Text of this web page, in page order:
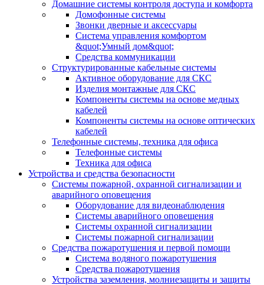
Домашние системы контроля доступа и комфорта
Домофонные системы
Звонки дверные и аксессуары
Система управления комфортом
&quot;Умный дом&quot;
Средства коммуникации
Структурированные кабельные системы
Активное оборудование для СКС
Изделия монтажные для СКС
Компоненты системы на основе медных
кабелей
Компоненты системы на основе оптических
кабелей
Телефонные системы, техника для офиса
Телефонные системы
Техника для офиса
Устройства и средства безопасности
Системы пожарной, охранной сигнализации и
аварийного оповещения
Оборудование для видеонаблюдения
Системы аварийного оповещения
Системы охранной сигнализации
Системы пожарной сигнализации
Средства пожаротушения и первой помощи
Система водяного пожаротушения
Средства пожаротушения
Устройства заземления, молниезащиты и защиты